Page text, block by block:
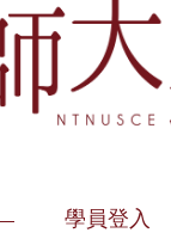
學員登入